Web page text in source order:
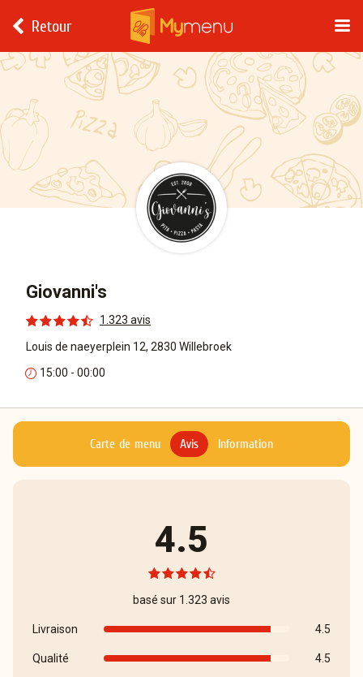
Retour
Giovanni's
1.323 avis
Louis de naeyerplein 12, 2830 Willebroek
15:00 - 00:00
Carte de menu Avis Information
4.5
basé sur 1.323 avis
Livraison 4.5
Qualité 4.5